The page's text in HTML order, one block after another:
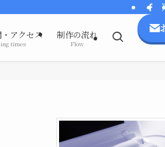
アクセス
times
制作の流れ
Flow